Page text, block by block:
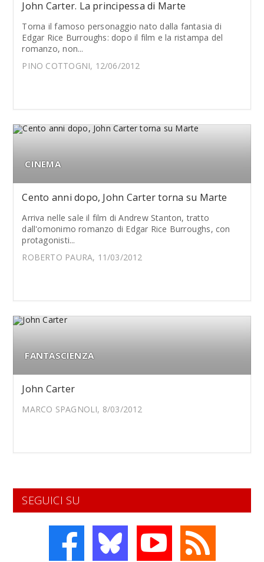
John Carter. La principessa di Marte
Torna il famoso personaggio nato dalla fantasia di
Edgar Rice Burroughs: dopo il film e la ristampa del
romanzo, non...
PINO COTTOGNI, 12/06/2012
CINEMA
Cento anni dopo, John Carter torna su Marte
Arriva nelle sale il film di Andrew Stanton, tratto
dall'omonimo romanzo di Edgar Rice Burroughs, con
protagonisti...
ROBERTO PAURA, 11/03/2012
FANTASCIENZA
John Carter
MARCO SPAGNOLI, 8/03/2012
SEGUICI SU